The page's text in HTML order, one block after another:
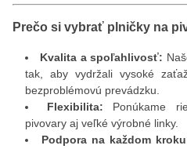
Prečo si vybrať plničky na
Kvalita a spoľahlivosť:
tak, aby vydržali vysoké
bezproblémovú prevádzku.
Flexibilita: Ponúkame
pivovary aj veľké výrobné linky.
Podpora na každom